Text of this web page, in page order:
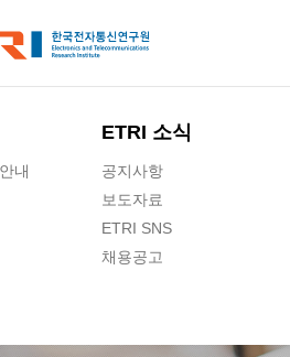
내
ETRI 소식
공지사항
보도자료
ETRI SNS
채용공고